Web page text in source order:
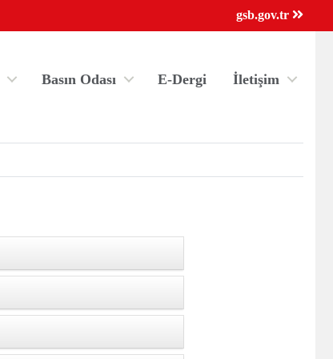
gsb.gov.tr
Basın Odası E-Dergi İletişim
×